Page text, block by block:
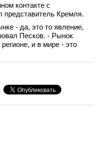
контакте с
представитель Кремля.
- да, это то явление,
Песков. - Рынок
и в мире - это